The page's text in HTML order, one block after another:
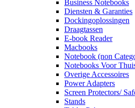
Business Notebooks
Diensten & Garanties
Dockingoplossingen
Draagtassen
E-book Reader
Macbooks
Notebook (non
Notebooks Voor
Overige Accessoires
Power Adapters
Screen Protectors/
Stands